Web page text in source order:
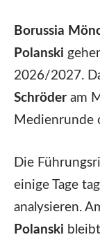
Borussia
Polanski
2026/2027.
Schröder am
Medienrunde
Die
einige Tage
analysieren.
Polanski